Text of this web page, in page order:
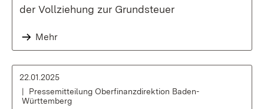
der Vollziehung zur Grundsteuer
Mehr
22.01.2025
Pressemitteilung Oberfinanzdirektion Baden-
Württemberg